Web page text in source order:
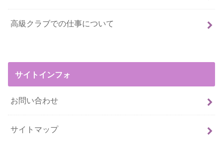
高級クラブでの仕事について
サイトインフォ
お問い合わせ
サイトマップ